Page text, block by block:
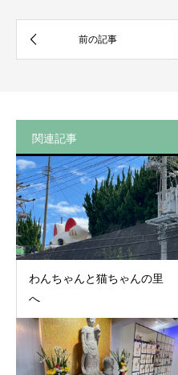
関連記事
わんちゃんと猫ちゃんの里
へ